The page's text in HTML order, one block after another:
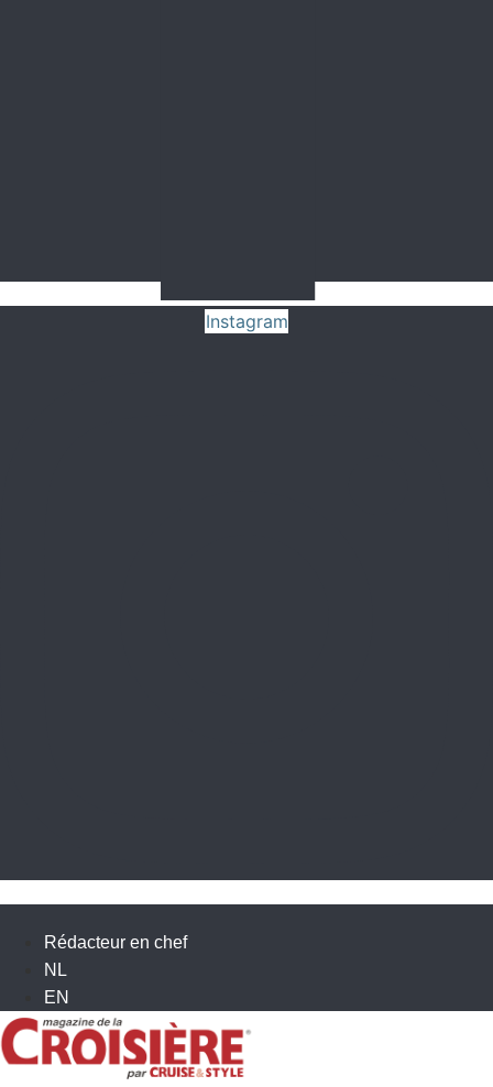
Instagram
Rédacteur en chef
NL
EN